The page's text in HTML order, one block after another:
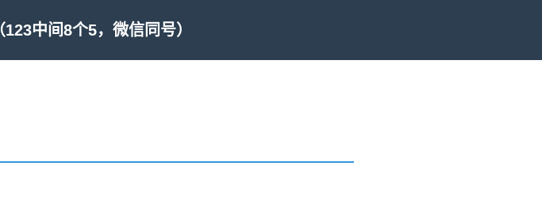
中间8个5，微信同号）